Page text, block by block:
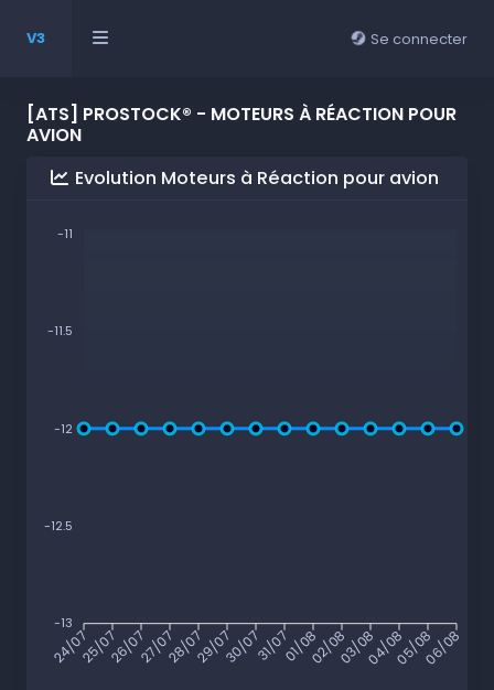
V3 Se connecter
[ATS] PROSTOCK® - MOTEURS À RÉACTION POUR
AVION
Evolution Moteurs à Réaction pour avion
-11
-11.5
-12
-12.5
-13
24/0725/0726/0727/0728/0729/0730/0731/0701/0802/0803/0804/0805/0806/08